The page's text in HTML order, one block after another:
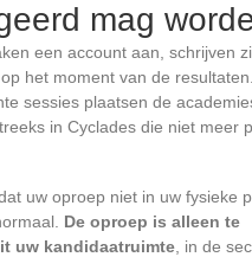
mag
een account aan, schrijven
het moment van de
sessies plaatsen de
in Cyclades die niet meer
uw oproep niet in uw fysieke
De oproep is alleen te
uw kandidaatruimte, in de